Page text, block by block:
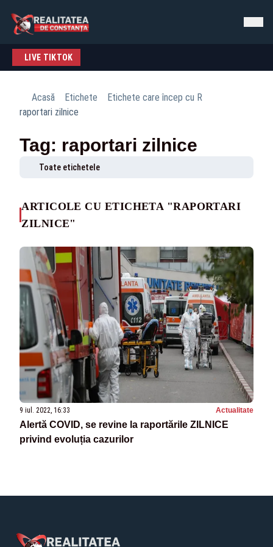
LIVE TIKTOK
Acasă Etichete
Etichete care încep cu R
raportari zilnice
Tag: raportari zilnice
Toate etichetele
ARTICOLE CU ETICHETA "RAPORTARI
ZILNICE"
9 iul. 2022, 16:33 Actualitate
Alertă COVID, se revine la raportările ZILNICE
privind evoluția cazurilor